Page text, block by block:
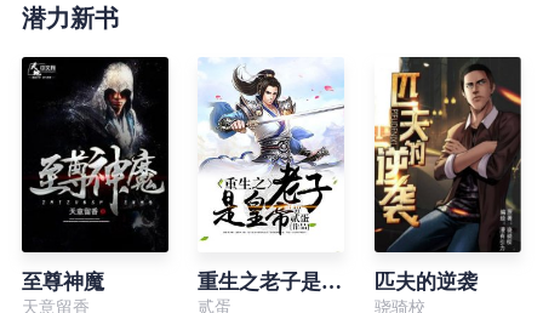
潜力新书
至尊神魔
天意留香
重生之老子是皇帝
贰蛋
匹夫的逆袭
骁骑校